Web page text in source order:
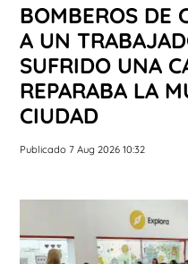
BOMBEROS DE
A UN
SUFRIDO UNA
REPARABA LA
CIUDAD
Publicado 7 Aug 2026 10:32